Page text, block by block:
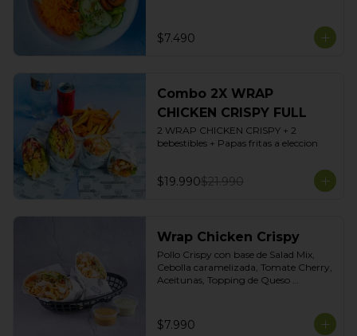
$7.490
Combo 2X WRAP
CHICKEN CRISPY FULL
2 WRAP CHICKEN CRISPY + 2
bebestibles + Papas fritas a eleccion
$19.990$21.990
Wrap Chicken Crispy
Pollo Crispy con base de Salad Mix,
Cebolla caramelizada, Tomate Cherry,
Aceitunas, Topping de Queso
$7.990